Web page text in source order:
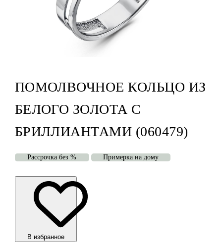
ПОМОЛВОЧНОЕ КОЛЬЦО ИЗ
БЕЛОГО ЗОЛОТА С
БРИЛЛИАНТАМИ (060479)
Рассрочка без % Примерка на дому
В избранноe